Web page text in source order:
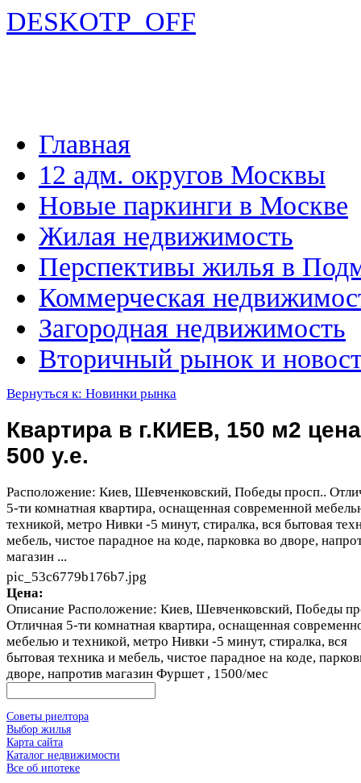
DESKOTP_OFF
Главная
12 адм. округов Москвы
Новые паркинги в Москве
Жилая недвижимость
Перспективы жилья в
Коммерческая
Загородная недвижимость
Вторичный рынок и
Вернуться к: Новинки рынка
Квартира в г.КИЕВ, 150 м2
500 у.е.
Расположение: Киев, Шевченковский, Победы просп..
5-ти комнатная квартира, оснащенная современной
техникой, метро Нивки -5 минут, стиралка, вся бытовая
мебель, чистое парадное на коде, парковка во дворе,
магазин ...
pic_53c6779b176b7.jpg
Цена:
Описание Расположение: Киев, Шевченковский, Победы
Отличная 5-ти комнатная квартира, оснащенная
мебелью и техникой, метро Нивки -5 минут, стиралка, вся
бытовая техника и мебель, чистое парадное на коде,
дворе, напротив магазин Фуршет , 1500/мес
Советы риелтора
Выбор жилья
Карта сайта
Каталог недвижимости
Все об ипотеке